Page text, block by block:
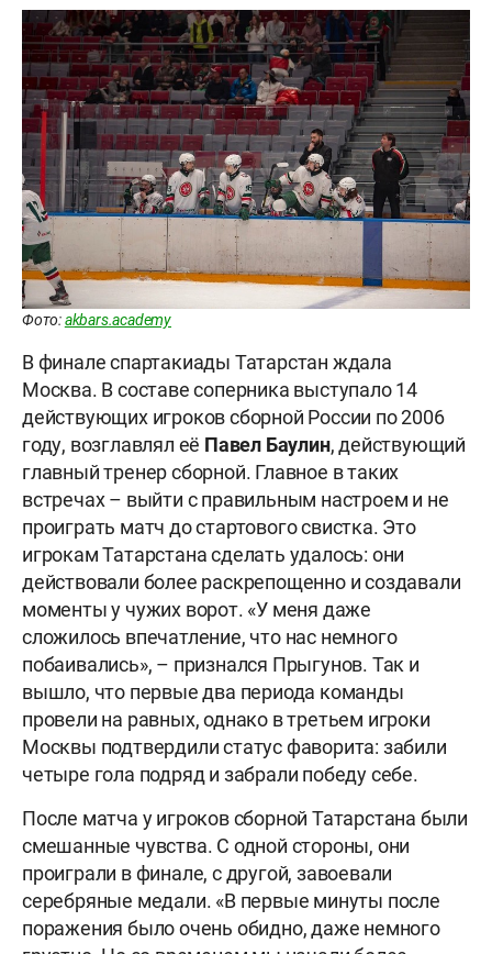
Фото:akbars.academy
В финале спартакиады Татарстан ждала
Москва. В составе соперника выступало 14
действующих игроков сборной России по 2006
году, возглавлял её Павел Баулин, действующий
главный тренер сборной. Главное в таких
встречах – выйти с правильным настроем и не
проиграть матч до стартового свистка. Это
игрокам Татарстана сделать удалось: они
действовали более раскрепощенно и создавали
моменты у чужих ворот. «У меня даже
сложилось впечатление, что нас немного
побаивались», – признался Прыгунов. Так и
вышло, что первые два периода команды
провели на равных, однако в третьем игроки
Москвы подтвердили статус фаворита: забили
четыре гола подряд и забрали победу себе.
После матча у игроков сборной Татарстана были
смешанные чувства. С одной стороны, они
проиграли в финале, с другой, завоевали
серебряные медали. «В первые минуты после
поражения было очень обидно, даже немного